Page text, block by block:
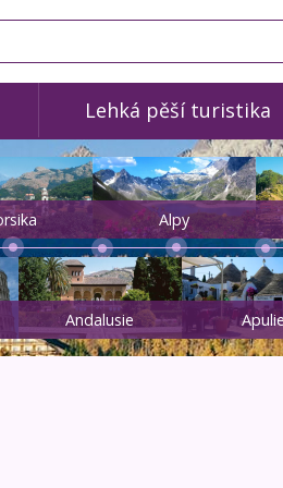
Lehká pěší turistika
Alpy
Andalusie